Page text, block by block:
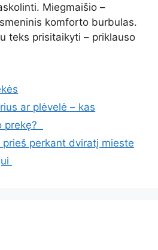
Miegmaišio –
komforto burbulas.
teks prisitaikyti – priklauso
ar plėvelė – kas
prekę?
prieš perkant dviratį mieste